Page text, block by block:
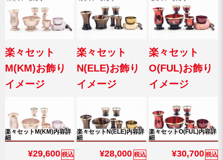
楽々セット
M(KM)お飾り
イメージ
楽々セット
N(ELE)お飾り
イメージ
楽々セット
O(FUL)お飾り
イメージ
楽々セットM(KM)内容詳
細
楽々セットN(ELE)内容詳
細
楽々セットO(FUL)内容詳
細
¥29,600 税込 ¥28,000 税込 ¥30,700 税込